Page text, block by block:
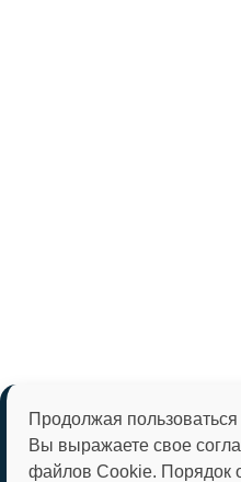
Продолжая
Вы выражаете свое
файлов Cookie. Порядок